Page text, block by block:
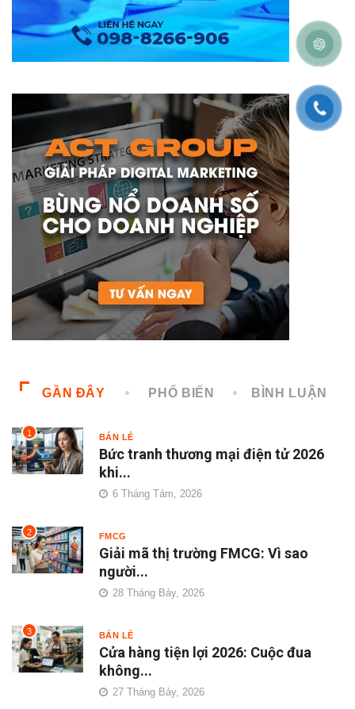
GẦN ĐÂY PHỔ BIẾN BÌNH LUẬN
1 BÁN LẺ
Bức tranh thương mại điện tử 2026
khi...
6 Tháng Tám, 2026
2 FMCG
Giải mã thị trường FMCG: Vì sao
người...
28 Tháng Bảy, 2026
3 BÁN LẺ
Cửa hàng tiện lợi 2026: Cuộc đua
không...
27 Tháng Bảy, 2026